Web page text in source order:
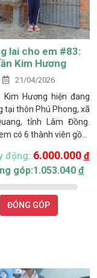
lai cho em #83:
Kim Hương
21/04/2026
Kim Hương hiện đang
tại thôn Phú Phong, xã
tỉnh Lâm Đồng.
có 6 thành viên gồm
Kim Sa (sinh năm
là chị Lê Thị Kim Ngân
1998), cùng các em
năm 2018, 2020 và
động: 6.000.000 đ
góp:1.053.040 đ
ĐÓNG GÓP